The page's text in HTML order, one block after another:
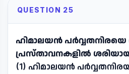
QUESTION 25
ഹിമാലയൻ പർവ്വതനിരയെ
പ്രസ്താവനകളിൽ
(1) ഹിമാലയൻ